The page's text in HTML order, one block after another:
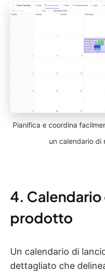
Pianifica e coordina
un calendario di
4.
prodotto
Un calendario di
dettagliato che